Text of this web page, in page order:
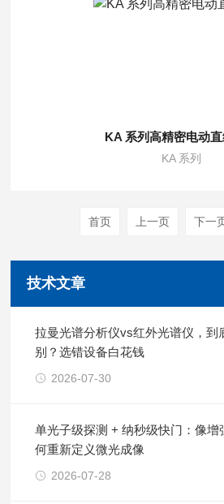
KA 系列高精密电动
KA 系列
首页 上一页 下一
技术文章
拉曼光谱分析仪vs红外光谱仪，到
别？选错设备白花钱
2026-07-30
单光子级探测 + 纳秒级快门：像增
何重新定义微光成像
2026-07-28